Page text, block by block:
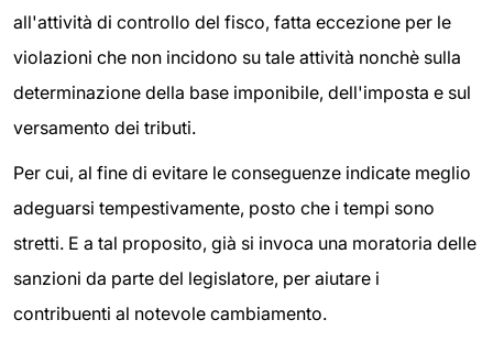
all'attività di controllo del fisco, fatta eccezione per le
violazioni che non incidono su tale attività nonchè sulla
determinazione della base imponibile, dell'imposta e sul
versamento dei tributi.
Per cui, al fine di evitare le conseguenze indicate meglio
adeguarsi tempestivamente, posto che i tempi sono
stretti. E a tal proposito, già si invoca una moratoria delle
sanzioni da parte del legislatore, per aiutare i
contribuenti al notevole cambiamento.